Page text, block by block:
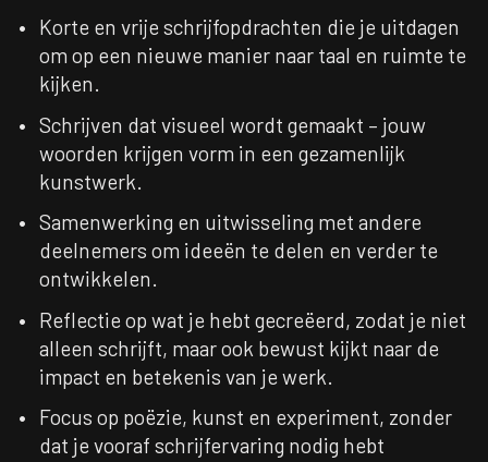
Korte en vrije schrijfopdrachten die je uitdagen
om op een nieuwe manier naar taal en ruimte te
kijken.
Schrijven dat visueel wordt gemaakt – jouw
woorden krijgen vorm in een gezamenlijk
kunstwerk.
Samenwerking en uitwisseling met andere
deelnemers om ideeën te delen en verder te
ontwikkelen.
Reflectie op wat je hebt gecreëerd, zodat je niet
alleen schrijft, maar ook bewust kijkt naar de
impact en betekenis van je werk.
Focus op poëzie, kunst en experiment, zonder
dat je vooraf schrijfervaring nodig hebt